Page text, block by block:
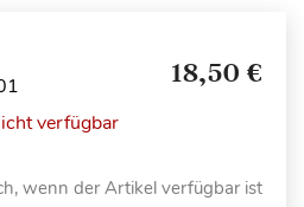
18,50 €
verfügbar
wenn der Artikel verfügbar ist